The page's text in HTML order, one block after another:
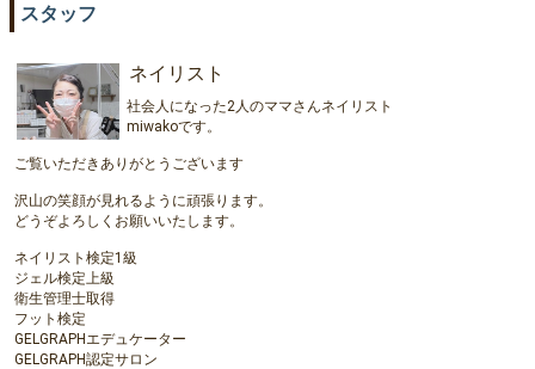
スタッフ
ネイリスト
社会人になった2人のママさんネイリスト
miwakoです。
ご覧いただきありがとうございます
沢山の笑顔が見れるように頑張ります。
どうぞよろしくお願いいたします。
ネイリスト検定1級
ジェル検定上級
衛生管理士取得
フット検定
GELGRAPHエデュケーター
GELGRAPH認定サロン